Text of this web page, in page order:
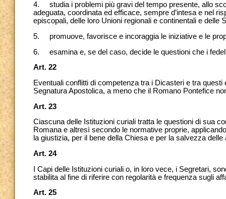
4. studia i problemi più gravi del tempo presente, allo
adeguata, coordinata ed efficace, sempre d’intesa e nel
episcopali, delle loro Unioni regionali e continentali e delle
5. promuove, favorisce e incoraggia le iniziative e le
6. esamina e, se del caso, decide le questioni che i
Art. 22
Eventuali conflitti di competenza tra i Dicasteri e tra questi
Segnatura Apostolica, a meno che il Romano Pontefice
Art. 23
Ciascuna delle Istituzioni curiali tratta le questioni di sua
Romana e altresì secondo le normative proprie,
la giustizia, per il bene della Chiesa e per la salvezza delle
Art. 24
I Capi delle Istituzioni curiali o, in loro vece, i Segretari,
stabilita al fine di riferire con regolarità e frequenza sugli
Art. 25